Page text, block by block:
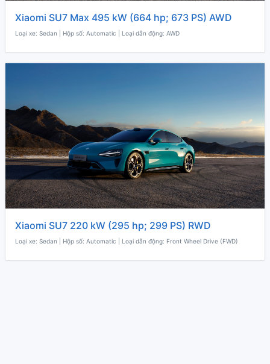
Xiaomi SU7 Max 495 kW (664 hp; 673 PS) AWD
Loại xe: Sedan | Hộp số: Automatic | Loại dẫn động: AWD
Xiaomi SU7 220 kW (295 hp; 299 PS) RWD
Loại xe: Sedan | Hộp số: Automatic | Loại dẫn động: Front Wheel Drive (FWD)